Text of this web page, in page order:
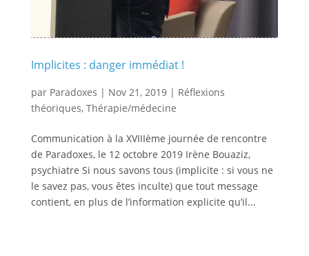
Implicites : danger immédiat !
par Paradoxes | Nov 21, 2019| Réflexions
théoriques, Thérapie/médecine
Communication à la XVIIIème journée de rencontre
de Paradoxes, le 12 octobre 2019 Irène Bouaziz,
psychiatre Si nous savons tous (implicite : si vous ne
le savez pas, vous êtes inculte) que tout message
contient, en plus de l’information explicite qu’il...